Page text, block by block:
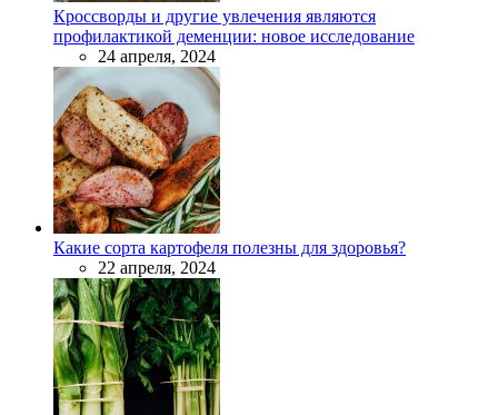
Кроссворды и другие увлечения являются
профилактикой деменции: новое исследование
24 апреля, 2024
Какие сорта картофеля полезны для здоровья?
22 апреля, 2024